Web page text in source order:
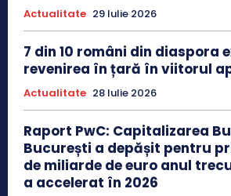
Actualitate 29 Iulie 2026
7 din 10 români din diaspora
revenirea în țară în viitorul
Actualitate 28 Iulie 2026
Raport PwC: Capitalizarea
București a depășit pentru
de miliarde de euro anul
a accelerat în 2026